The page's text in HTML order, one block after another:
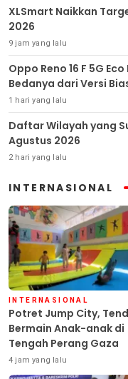
XLSmart Naikkan
2026
9 jam yang lalu
Oppo Reno 16 F 5G
Bedanya dari Versi
1 hari yang lalu
Daftar Wilayah yang
Agustus 2026
2 hari yang lalu
INTERNASIONAL
INTERNASIONAL
Potret Jump City,
Bermain Anak-anak di
Tengah Perang Gaza
4 jam yang lalu